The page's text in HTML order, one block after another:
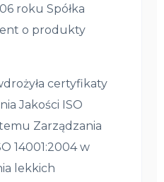
roku Spółka
o produkty
certyfikaty
Jakości ISO
Zarządzania
14001:2004 w
lekkich